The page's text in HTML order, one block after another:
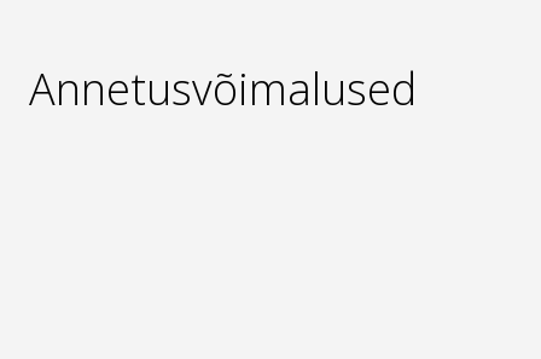
Annetusvõimalused